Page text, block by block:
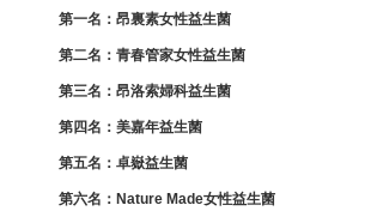
第一名：昂裏素女性益生菌
第二名：青春管家女性益生菌
第三名：昂洛索婦科益生菌
第四名：美嘉年益生菌
第五名：卓嶽益生菌
第六名：Nature Made女性益生菌